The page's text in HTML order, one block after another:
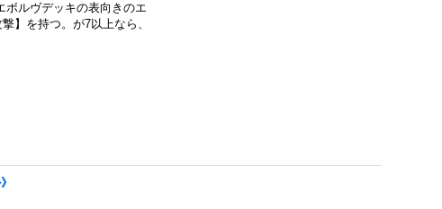
ボルヴデッキの表向きのエ
】を持つ。が7以上なら、